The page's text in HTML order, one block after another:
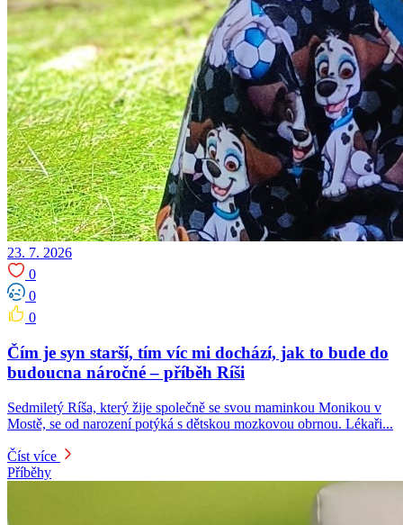
23. 7. 2026
0
0
0
Čím je syn starší, tím víc mi dochází, jak to bude do
budoucna náročné – příběh Ríši
Sedmiletý Ríša, který žije společně se svou maminkou Monikou v
Mostě, se od narození potýká s dětskou mozkovou obrnou. Lékaři...
Číst více
Příběhy